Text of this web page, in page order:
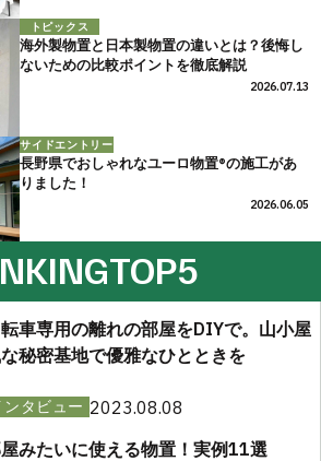
トピックス
海外製物置と日本製物置の違いとは？後悔し
ないための比較ポイントを徹底解説
2026.07.13
サイドエントリー
長野県でおしゃれなユーロ物置®の施工があ
りました！
2026.06.05
TOP5
車専用の離れの部屋をDIYで。山小屋
秘密基地で優雅なひとときを
ンタビュー 2023.08.08
みたいに使える物置！実例11選